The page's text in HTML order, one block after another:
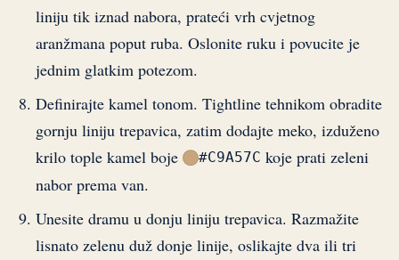
liniju tik iznad nabora, prateći vrh cvjetnog
aranžmana poput ruba. Oslonite ruku i povucite je
jednim glatkim potezom.
Definirajte kamel tonom. Tightline tehnikom obradite
gornju liniju trepavica, zatim dodajte meko, izduženo
krilo tople kamel boje
#C9A57C koje prati zeleni
nabor prema van.
Unesite dramu u donju liniju trepavica. Razmažite
lisnato zelenu duž donje linije, oslikajte dva ili tri